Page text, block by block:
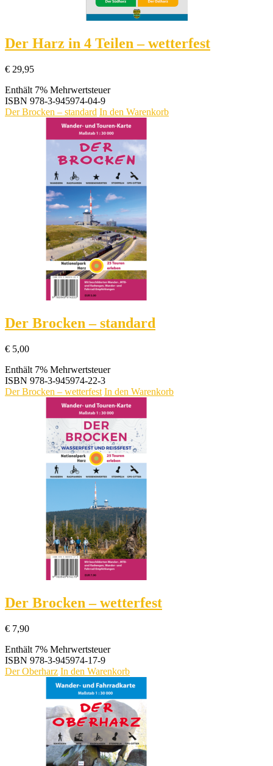
Der Harz in 4 Teilen – wetterfest
€ 29,95
Enthält 7% Mehrwertsteuer
ISBN 978-3-945974-04-9
Der Brocken – standard In den Warenkorb
Der Brocken – standard
€ 5,00
Enthält 7% Mehrwertsteuer
ISBN 978-3-945974-22-3
Der Brocken – wetterfest In den Warenkorb
Der Brocken – wetterfest
€ 7,90
Enthält 7% Mehrwertsteuer
ISBN 978-3-945974-17-9
Der Oberharz In den Warenkorb